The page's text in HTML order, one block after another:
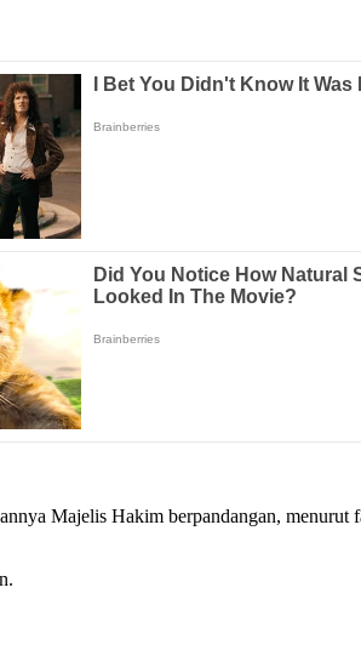
Majelis Hakim berpandangan, menurut